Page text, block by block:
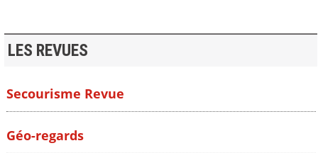
LES REVUES
Secourisme Revue
Géo-regards